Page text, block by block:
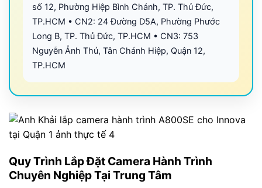
số 12, Phường Hiệp Bình Chánh, TP. Thủ Đức,
TP.HCM • CN2: 24 Đường D5A, Phường Phước
Long B, TP. Thủ Đức, TP.HCM • CN3: 753
Nguyễn Ảnh Thủ, Tân Chánh Hiệp, Quận 12,
TP.HCM
Quy Trình Lắp Đặt Camera Hành Trình
Chuyên Nghiệp Tại Trung Tâm